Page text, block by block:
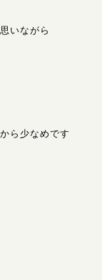
いながら
ら少なめです